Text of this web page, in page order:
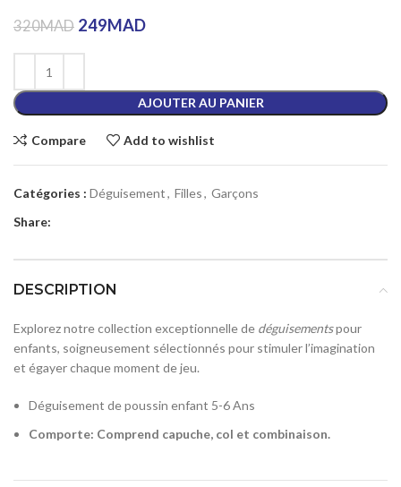
320MAD 249MAD
AJOUTER AU PANIER
Compare Add to wishlist
Catégories : Déguisement, Filles, Garçons
Share:
DESCRIPTION
Explorez notre collection exceptionnelle de déguisementspour
enfants, soigneusement sélectionnés pour stimuler l’imagination
et égayer chaque moment de jeu.
Déguisement de poussin enfant 5-6 Ans
Comporte: Comprend capuche, col et combinaison.